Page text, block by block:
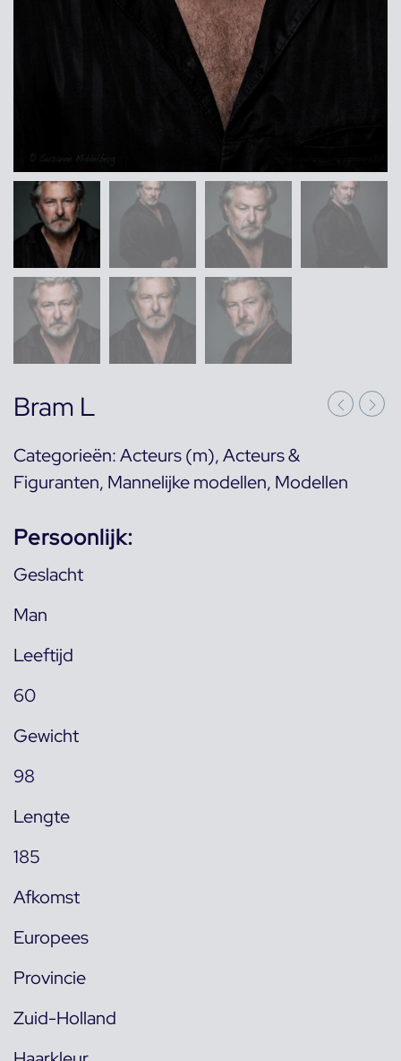
Bram L
Categorieën:Acteurs (m),Acteurs &
Figuranten, Mannelijke modellen, Modellen
Persoonlijk:
Geslacht
Man
Leeftijd
60
Gewicht
98
Lengte
185
Afkomst
Europees
Provincie
Zuid-Holland